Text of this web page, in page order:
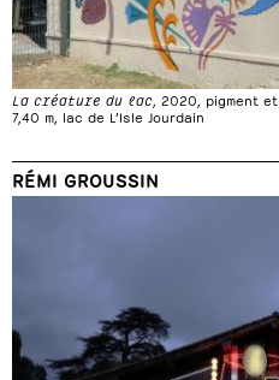
La créature du lac , 2020, pigment
7,40 m, lac de L’Isle Jourdain
RÉMI GROUSSIN